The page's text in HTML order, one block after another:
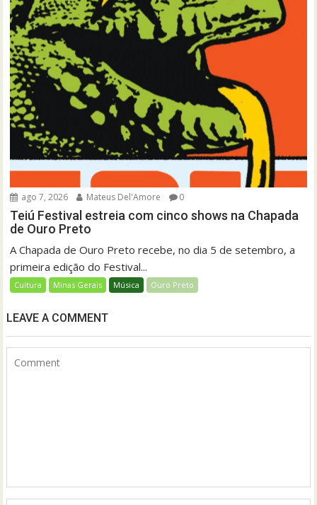
ago 7, 2026 Mateus Del'Amore 0
Teiú Festival estreia com cinco shows na Chapada
de Ouro Preto
A Chapada de Ouro Preto recebe, no dia 5 de setembro, a
primeira edição do Festival...
Cultura Minas Gerais Música Ouro Preto
LEAVE A COMMENT